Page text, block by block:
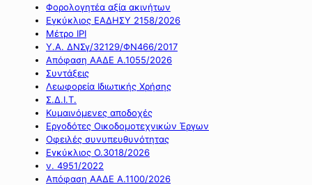
Φορολογητέα αξία ακινήτων
Εγκύκλιος ΕΑΔΗΣΥ 2158/2026
Μέτρο IPI
Υ.Α. ΔΝΣγ/32129/ΦΝ466/2017
Απόφαση ΑΑΔΕ Α.1055/2026
Συντάξεις
Λεωφορεία Ιδιωτικής Χρήσης
Σ.Δ.Ι.Τ.
Κυμαινόμενες αποδοχές
Εργοδότες Οικοδομοτεχνικών Έργων
Οφειλές συνυπευθυνότητας
Εγκύκλιος Ο.3018/2026
ν. 4951/2022
Απόφαση ΑΑΔΕ Α.1100/2026